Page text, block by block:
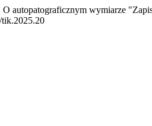
autopatograficznym wymiarze
tik.2025.20